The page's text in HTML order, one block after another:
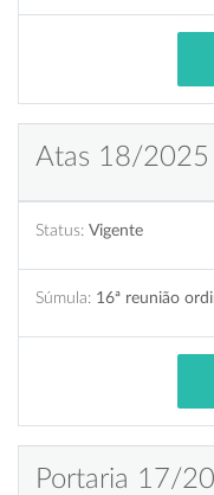
Atas 18/2025
Status: Vigente
Súmula: 16ª reunião
Portaria 17/